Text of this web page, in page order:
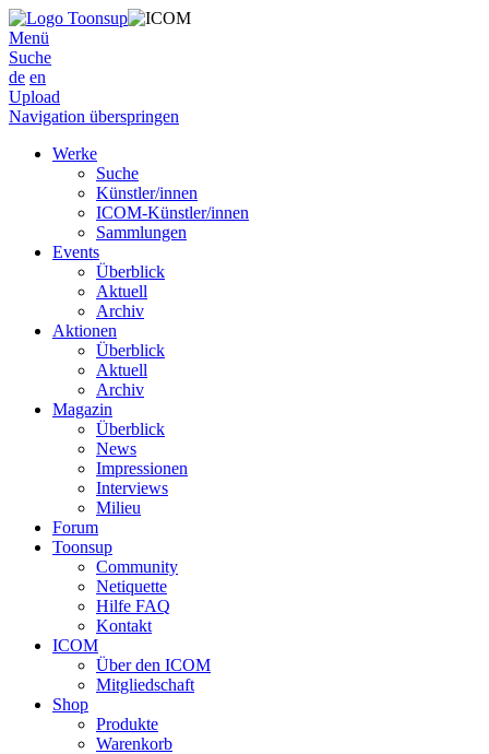
Menü
Suche
de en
Upload
Navigation überspringen
Werke
Suche
Künstler/innen
ICOM-Künstler/innen
Sammlungen
Events
Überblick
Aktuell
Archiv
Aktionen
Überblick
Aktuell
Archiv
Magazin
Überblick
News
Impressionen
Interviews
Milieu
Forum
Toonsup
Community
Netiquette
Hilfe FAQ
Kontakt
ICOM
Über den ICOM
Mitgliedschaft
Shop
Produkte
Warenkorb